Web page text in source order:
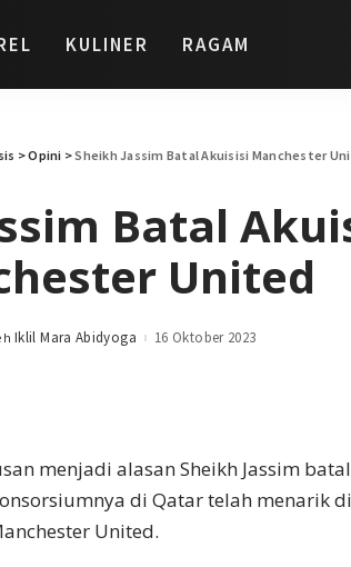
KULINER RAGAM
>Opini >Sheikh Jassim Batal Akuisisi Manchester
Batal
United
Iklil Mara Abidyoga 16 Oktober 2023
menjadi alasan Sheikh Jassim
di Qatar telah menarik
United.